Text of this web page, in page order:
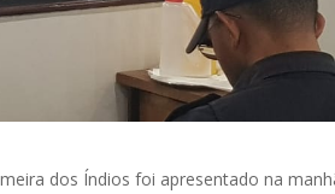
dos Índios foi apresentado na